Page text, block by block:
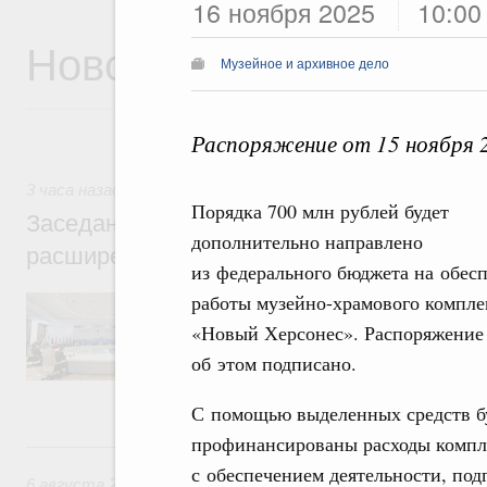
16 ноября 2025 10:00
Музейное и архивное дело
Распоряжение от 15
Порядка 700 млн рублей будет
дополнительно направлено
из федерального бюджета на
работы музейно-храмового
«Новый Херсонес». Распоряжение
об этом подписано.
С помощью выделенных средств
профинансированы расходы
с обеспечением деятельности,
Новости
Заседание Евразийского
расширенном составе
В повестке заседания актуальные задачи
числе совершенствование кооперации в
регулирования и администрирования,
обеспечение продовольственной
железнодорожных перевозок,
Вчера